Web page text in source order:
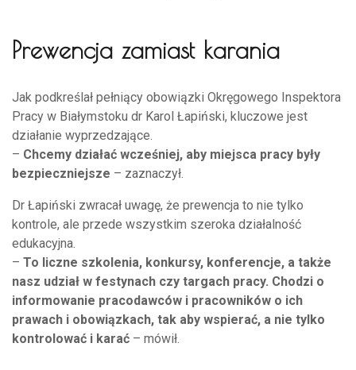
Prewencja zamiast karania
Jak podkreślał pełniący obowiązki Okręgowego Inspektora
Pracy w Białymstoku dr Karol Łapiński, kluczowe jest
działanie wyprzedzające.
– Chcemy działać wcześniej, aby miejsca pracy były
bezpieczniejsze – zaznaczył.
Dr Łapiński zwracał uwagę, że prewencja to nie tylko
kontrole, ale przede wszystkim szeroka działalność
edukacyjna.
– To liczne szkolenia, konkursy, konferencje, a także
nasz udział w festynach czy targach pracy. Chodzi o
informowanie pracodawców i pracowników o ich
prawach i obowiązkach, tak aby wspierać, a nie tylko
kontrolować i karać – mówił.